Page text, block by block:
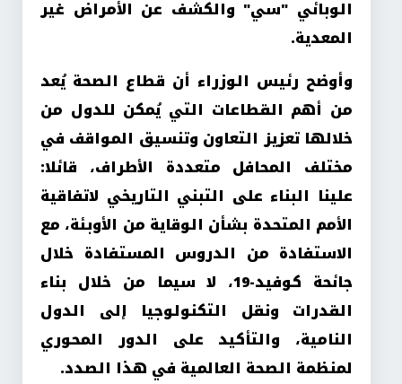
الوبائي "سي" والكشف عن الأمراض غير
المعدية.
وأوضح رئيس الوزراء أن قطاع الصحة يُعد
من أهم القطاعات التي يُمكن للدول من
خلالها تعزيز التعاون وتنسيق المواقف في
مختلف المحافل متعددة الأطراف، قائلا:
علينا البناء على التبني التاريخي لاتفاقية
الأمم المتحدة بشأن الوقاية من الأوبئة، مع
الاستفادة من الدروس المستفادة خلال
جائحة كوفيد-19، لا سيما من خلال بناء
القدرات ونقل التكنولوجيا إلى الدول
النامية، والتأكيد على الدور المحوري
لمنظمة الصحة العالمية في هذا الصدد.